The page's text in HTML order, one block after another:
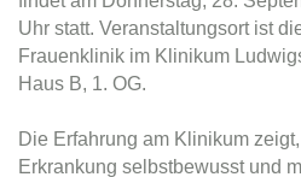
Uhr statt. Veranstaltungsort ist
Frauenklinik im Klinikum
Haus B, 1. OG.
Die Erfahrung am Klinikum
Erkrankung selbstbewusst und